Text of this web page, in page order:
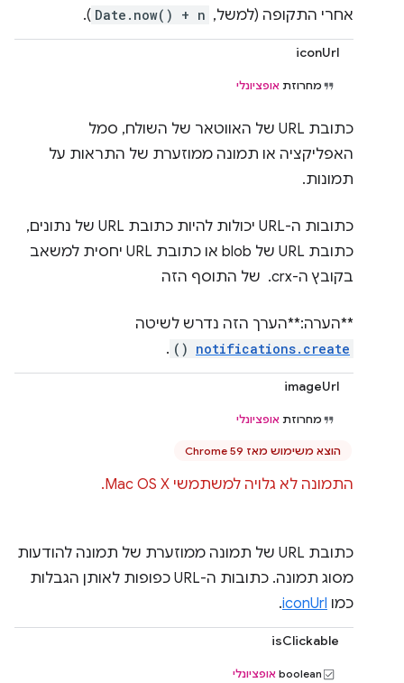
אחרי התקופה (למשל, Date.now() + n
).
iconUrl
מחרוזת אופציונלי
כתובת URL של האווטאר של השולח, סמל
האפליקציה או תמונה ממוזערת של התראות על
תמונות.
כתובות ה-URL יכולות להיות כתובת URL של נתונים,
כתובת URL של blob או כתובת URL יחסית למשאב
בקובץ ה-‎ .crx של התוסף הזה
**הערה:**הערך הזה נדרש לשיטה
notifications.create
()
.
imageUrl
מחרוזת אופציונלי
הוצא משימוש מאז Chrome 59
התמונה לא גלויה למשתמשי Mac OS X.
כתובת URL של תמונה ממוזערת של תמונה להודעות
מסוג תמונה. כתובות ה-URL כפופות לאותן הגבלות
כמו iconUrl
.
isClickable
boolean אופציונלי